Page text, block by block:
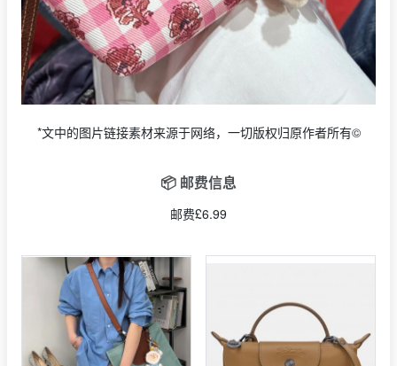
*文中的图片链接素材来源于网络，一切版权归原作者所有©
📦 邮费信息
邮费£6.99